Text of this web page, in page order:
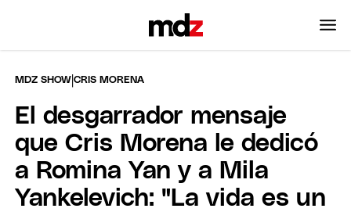
MDZ SHOW |CRIS MORENA
El desgarrador mensaje
que Cris Morena le dedicó
a Romina Yan y a Mila
Yankelevich: "La vida es un